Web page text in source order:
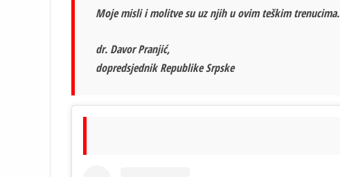
Moje misli i molitve su uz njih u ovim teškim trenucima.
dr. Davor Pranjić,
dopredsjednik Republike Srpske